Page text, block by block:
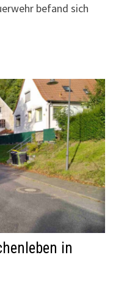
befand sich
in